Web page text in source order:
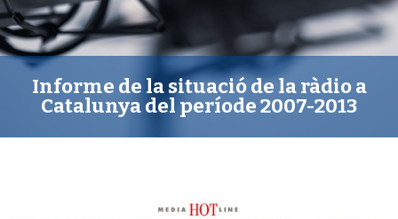
Informe de la situació de la ràdio a
Catalunya del període 2007-2013